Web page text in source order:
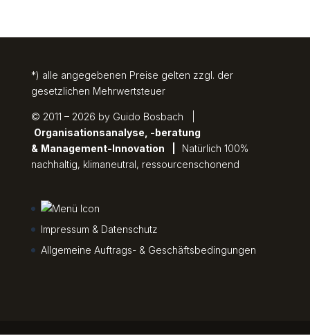
*) alle angegebenen Preise gelten zzgl. der
gesetzlichen Mehrwertsteuer
© 2011 – 2026 by Guido Bosbach |
Organisationsanalyse, -beratung
& Management-Innovation
Natürlich 100%
nachhaltig, klimaneutral, ressourcenschonend
Impressum & Datenschutz
Allgemeine Auftrags- & Geschäftsbedingungen